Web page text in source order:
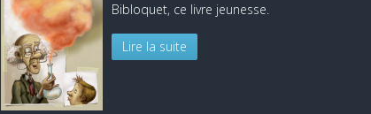
Bibloquet, ce livre jeunesse.
Lire la suite